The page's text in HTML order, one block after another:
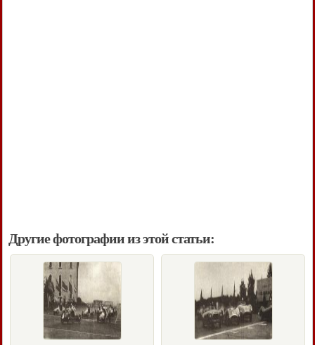
Другие фотографии из этой статьи: